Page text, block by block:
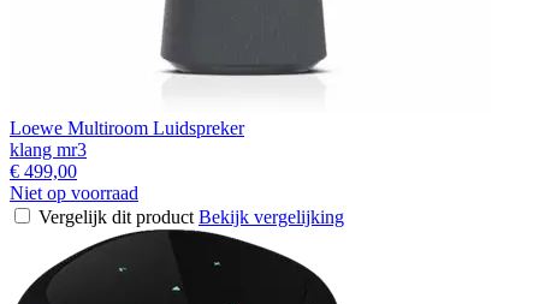
Loewe Multiroom Luidspreker
klang mr3
€ 499,00
Niet op voorraad
Vergelijk dit product Bekijk vergelijking